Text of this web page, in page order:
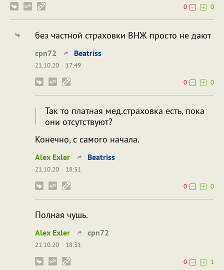
0
0
без частной страховки ВНЖ просто не дают
cpn72 Beatriss
21.10.20
17:49
0
0
Так то платная мед.страховка есть, пока
они отсутствуют?
Конечно, с самого начала.
Alex Exler Beatriss
21.10.20
18:31
0
0
Полная чушь.
Alex Exler cpn72
21.10.20
18:31
0
1